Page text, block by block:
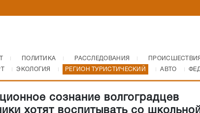
ПОЛИТИКА РАССЛЕДОВАНИЯ ПРОИСШЕСТВИЯ
ЭКОЛОГИЯ РЕГИОН ТУРИСТИЧЕСКИЙ АВТО
сознание волгоградцев
хотят воспитывать со школьной